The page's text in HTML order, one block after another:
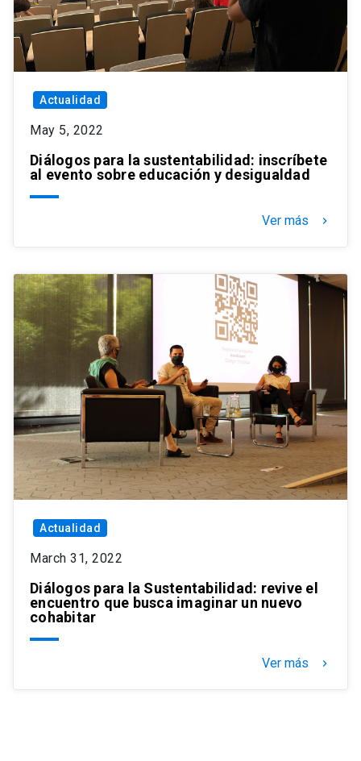
Actualidad
May 5, 2022
Diálogos para la sustentabilidad: inscríbete
al evento sobre educación y desigualdad
Ver más keyboard_arrow_right
Actualidad
March 31, 2022
Diálogos para la Sustentabilidad: revive el
encuentro que busca imaginar un nuevo
cohabitar
Ver más keyboard_arrow_right